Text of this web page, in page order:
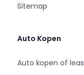
Sitemap
Auto Kopen
Auto kopen of